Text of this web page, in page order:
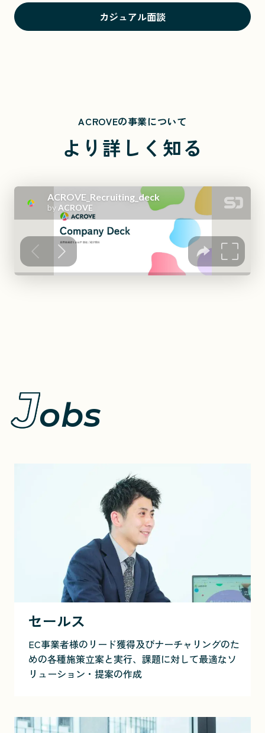
カジュアル面談
ACROVEの事業について
より詳しく知る
Jobs
セールス
EC事業者様のリード獲得及びナーチャリングのた
めの各種施策立案と実行、課題に対して最適なソ
リューション・提案の作成